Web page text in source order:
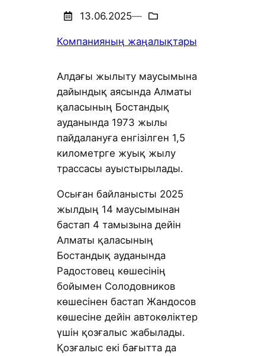
13.06.2025—
Компанияның жаңалықтары
Алдағы жылыту маусымына
дайындық аясында Алматы
қаласының Бостандық
ауданында 1973 жылы
пайдалануға енгізілген 1,5
километрге жуық жылу
трассасы ауыстырылады.
Осыған байланысты 2025
жылдың 14 маусымынан
бастап 4 тамызына дейін
Алматы қаласының
Бостандық ауданында
Радостовец көшесінің
бойымен Солодовников
көшесінен бастап Жандосов
көшесіне дейін автокөліктер
үшін қозғалыс жабылады.
Қозғалыс екі бағытта да